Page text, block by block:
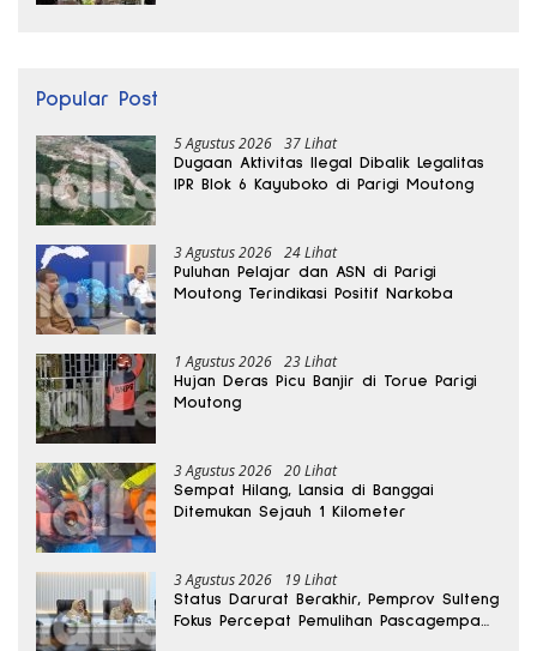
Popular Post
5 Agustus 2026 37 Lihat
Dugaan Aktivitas Ilegal Dibalik Legalitas
IPR Blok 6 Kayuboko di Parigi Moutong
3 Agustus 2026 24 Lihat
Puluhan Pelajar dan ASN di Parigi
Moutong Terindikasi Positif Narkoba
1 Agustus 2026 23 Lihat
Hujan Deras Picu Banjir di Torue Parigi
Moutong
3 Agustus 2026 20 Lihat
Sempat Hilang, Lansia di Banggai
Ditemukan Sejauh 1 Kilometer
3 Agustus 2026 19 Lihat
Status Darurat Berakhir, Pemprov Sulteng
Fokus Percepat Pemulihan Pascagempa